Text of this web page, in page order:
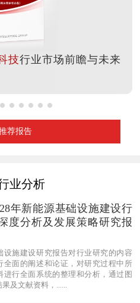
技行业市场前瞻与未来
荐报告
业分析
年新能源基础设施建设行
度分析及发展策略研究报
设施建设研究报告对行业研究的内容
全面的阐述和论证，对研究过程中所
进行全面系统的整理和分析，通过图
及文献资料，......